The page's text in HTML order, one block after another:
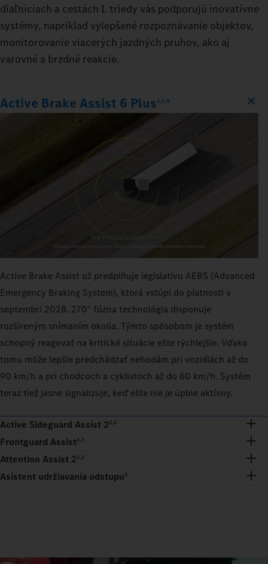
diaľniciach a cestách I. triedy vás podporujú inovatívne
systémy, napríklad vylepšené rozpoznávanie objektov,
monitorovanie viacerých jazdných pruhov, ako aj
varovné a brzdné reakcie.
Active Brake Assist 6 Plus2,3,4
Active Brake Assist už predplňuje legislatívu AEBS (Advanced
Emergency Braking System), ktorá vstúpi do platnosti v
septembri 2028. 270° fúzna technológia disponuje
rozšíreným snímaním okolia. Týmto spôsobom je systém
schopný reagovať na kritické situácie ešte rýchlejšie. Vďaka
tomu môže lepšie predchádzať nehodám pri vozidlách až do
90 km/h a pri chodcoch a cyklistoch až do 60 km/h. Systém
teraz tiež jasne signalizuje, keď ešte nie je úplne aktívny.
Active Sideguard Assist 22,3
Frontguard Assist2,3
Attention Assist 22,3
Asistent udržiavania odstupu2